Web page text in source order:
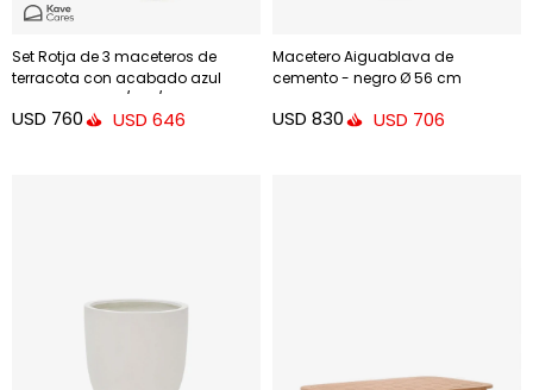
Set Rotja de 3 maceteros de
terracota con acabado azul
glaseado Ø 26 / 35 / 47 cm
USD 760 USD 646
Macetero Aiguablava de
cemento - negro Ø 56 cm
USD 830 USD 706